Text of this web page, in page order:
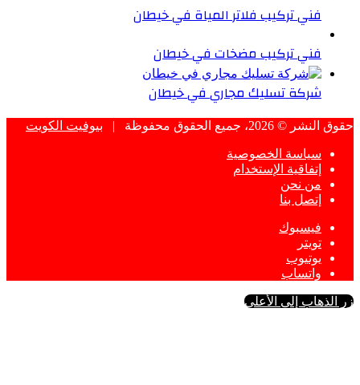
فني تركيب فلاتر المياة في خيطان
فني تركيب مضخات في خيطان
شركة تسليك مجاري في خيطان
حقوق النشر © 2026، جميع الحقوق محفوظة | بيوفيت الكويت
سياسة الخصوصية
إتفاقية الإستخدام
من نحن
إتصل بنا
فيسبوك
تويتر
يوتيوب
واتساب
زر الذهاب إلى الأعلى